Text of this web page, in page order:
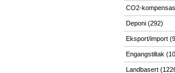
CO2-
Deponi (292)
Eksport/import
Engangstiltak
Landbasert